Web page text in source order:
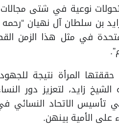
نوعية في شتى
بن سلطان آل نهيان
المتحدة في مثل هذا الزمن
المرأة نتيجة
زايد، لتعزيز دور
على الأمية بينهن.